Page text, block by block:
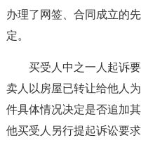
办理了网签、合同成立的
定。
买受人中之一人起诉
卖人以房屋已转让给他人
件具体情况决定是否追加
他买受人另行提起诉讼要